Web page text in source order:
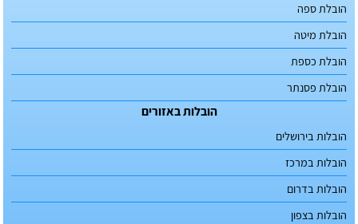
הובלת ספה
הובלת מיטה
הובלת כספת
הובלת פסנתר
הובלות באזורים
הובלות בירושלים
הובלות במרכז
הובלות בדרום
הובלות בצפון